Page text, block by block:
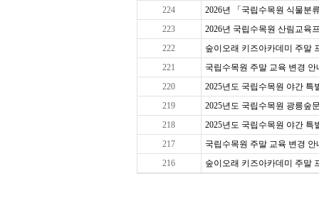
224
2026년 「국립수목원 식물분
223
2026년 국립수목원 산림교육
222
숲이오래 키즈아카데미 주말
221
국립수목원 주말 교육 변경 안
220
2025년도 국립수목원 야간 특
219
2025년도 국립수목원 광릉숲
218
2025년도 국립수목원 야간 특
217
국립수목원 주말 교육 변경
216
숲이오래 키즈아카데미 주말